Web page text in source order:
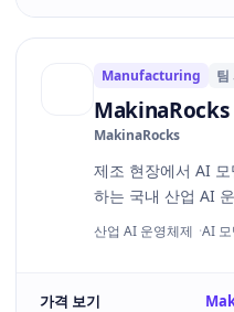
Manufacturing 팀
MakinaRocks
제조 현장에서 AI 모
하는 국내 산업 AI
산업 AI 운영체제 AI
가격 보기